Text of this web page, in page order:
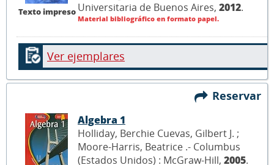
Texto impreso Universitaria de Buenos Aires, 2012.
Material bibliográfico en formato papel.
Ver ejemplares
Reservar
Algebra 1
Holliday, Berchie Cuevas, Gilbert J. ;
Moore-Harris, Beatrice .- Columbus
(Estados Unidos) : McGraw-Hill, 2005.